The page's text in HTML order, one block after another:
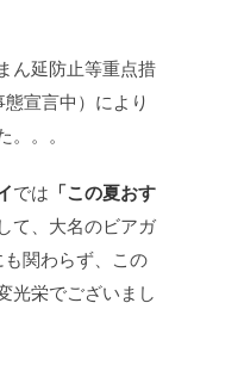
ん延防止等重点措
宣言中）により
。。。
では 「この夏おす
て、大名のビアガ
関わらず、この
光栄でございまし